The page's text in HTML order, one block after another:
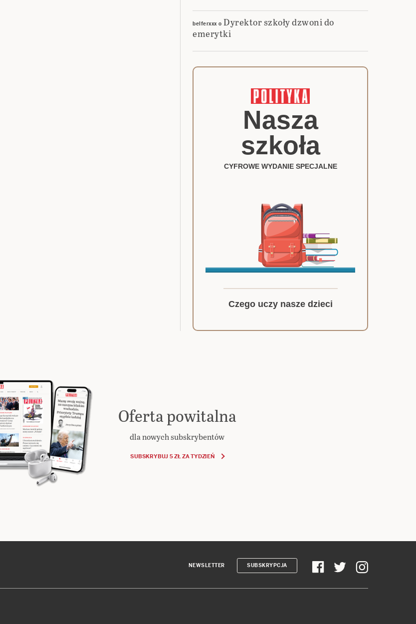
belferxxxo Dyrektor szkoły dzwoni do
emerytki
Nasza
szkoła
CYFROWE WYDANIE SPECJALNE
Czego uczy nasze dzieci
Oferta powitalna
dla nowych subskrybentów
SUBSKRYBUJ 5 ZŁ ZA TYDZIEŃ
NEWSLETTER SUBSKRYPCJA